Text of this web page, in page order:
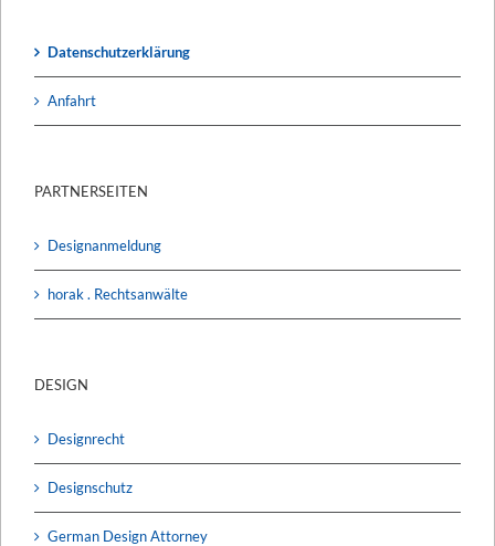
Datenschutzerklärung
Anfahrt
PARTNERSEITEN
Designanmeldung
horak . Rechtsanwälte
DESIGN
Designrecht
Designschutz
German Design Attorney